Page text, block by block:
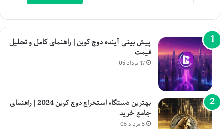
پیش بینی آینده دوج کوین | راهنمای کامل و تحلیل
قیمت
17 مرداد 05
بهترین دستگاه استخراج دوج کوین 2024 | راهنمای
جامع خرید
5 مرداد 05